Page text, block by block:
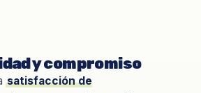
y compromiso
satisfacción de